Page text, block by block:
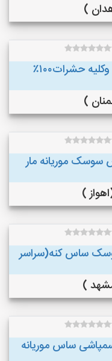
سمپاشی ساس موش سوسک وکلیه حشرات۱۰۰٪
موریانه مار
ساس کنه(سراسر
ساس موریانه